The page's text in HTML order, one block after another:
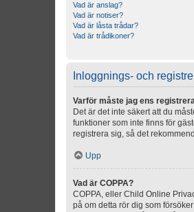
Vad är anslag?
Vad är notiser?
Vad är låsta trådar?
Vad är trådikoner?
Inloggnings- och
Varför måste jag ens
Det är det inte säkert att du
funktioner som inte finns för
registrera sig, så det
Upp
Vad är COPPA?
COPPA, eller Child Online
på om detta rör dig som